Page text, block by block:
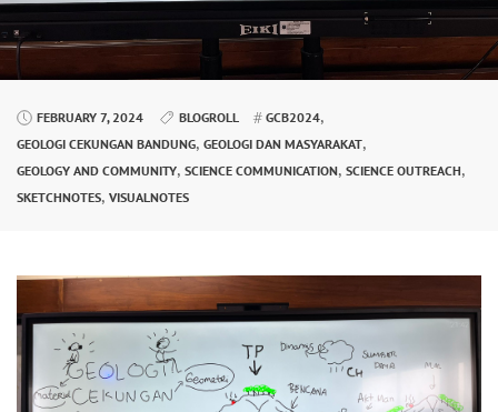
FEBRUARY 7, 2024 BLOGROLL GCB2024,
GEOLOGI CEKUNGAN BANDUNG, GEOLOGI DAN MASYARAKAT,
GEOLOGY AND COMMUNITY, SCIENCE COMMUNICATION, SCIENCE OUTREACH,
SKETCHNOTES, VISUALNOTES